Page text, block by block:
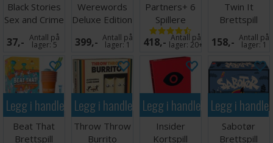
Black Stories
Sex and Crime
Kortspill
37,- Antall på
lager:5
Werewords
Deluxe Edition
Kortspill
399,- Antall på
lager:1
Partners+ 6
Spillere
Brettspill
418,- Antall på
lager:20+
Twin It
Brettspill
158,- Antall på
lager:1
Legg i handlekurven
Beat That
Brettspill
Legg i handlekurven
Throw Throw
Burrito
Legg i handlekurven
Insider
Kortspill
Legg i
Sabotør
Brettspill